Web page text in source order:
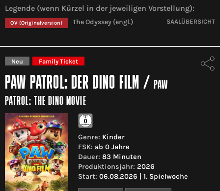
Legende (wenn Kürzel in der jeweiligen Vorstellung):
OV (Originalversion) The Odyssey (engl.) SAALÜBERSICHT
Neu Family Ticket
PAW PATROL: DER DINO FILM / PAW
PATROL: THE DINO MOVIE
Genre: Kinder
FSK: ab 0 Jahre
Dauer: 83 Minuten
Produktionsjahr: 2026
Start: 06.08.2026 | 1. Spielwoche